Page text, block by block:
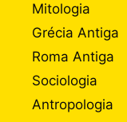
Mitologia
Grécia Antiga
Roma Antiga
Sociologia
Antropologia